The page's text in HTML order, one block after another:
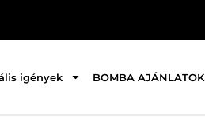
igények BOMBA AJÁNLATOK